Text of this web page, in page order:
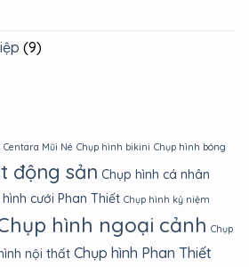
(9)
Centara Mũi Né Chụp hình bikini Chụp hình bóng
động sản Chụp hình cá nhân
cưới Phan Thiết Chụp hình kỷ niệm
hình ngoại cảnh Chụp
nội thất Chụp hình Phan Thiết